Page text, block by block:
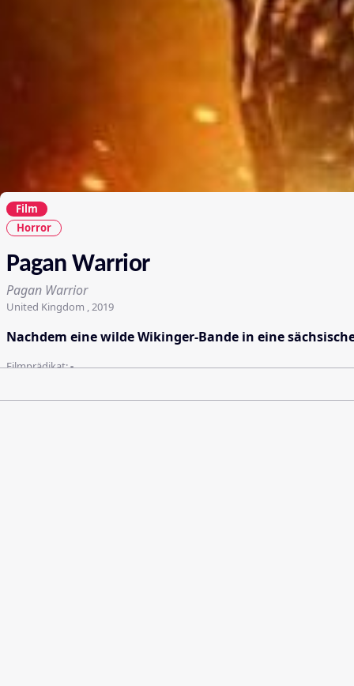
Film
Horror
Pagan Warrior
Pagan Warrior
United Kingdom , 2019
Nachdem eine wilde Wikinger-Bande in eine
Filmprädikat:-